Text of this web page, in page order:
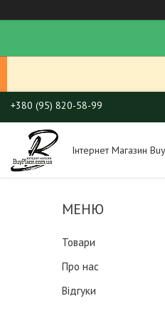
+380 (95) 820-58-99
Інтернет Магазин
Товари
Про нас
Відгуки